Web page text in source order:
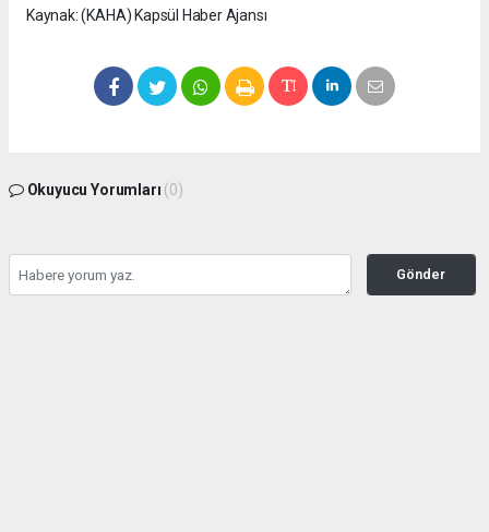
Kaynak: (KAHA) Kapsül Haber Ajansı
Okuyucu Yorumları (0)
Gönder